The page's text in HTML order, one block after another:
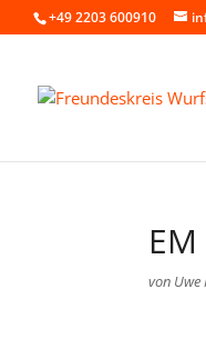
+49 2203 600910
von Uwe